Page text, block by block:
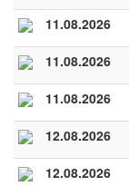
11.08.2026
11.08.2026
11.08.2026
12.08.2026
12.08.2026